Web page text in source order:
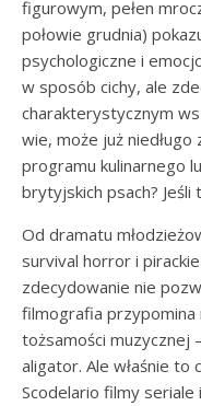
figurowym, pełen
połowie grudnia)
psychologiczne i
w sposób cichy, ale
charakterystycznym
wie, może już
programu kulinarnego
brytyjskich psach? Jeśli
Od dramatu
survival horror i
zdecydowanie nie
filmografia przypomina
tożsamości muzycznej
aligator. Ale właśnie to
Scodelario filmy